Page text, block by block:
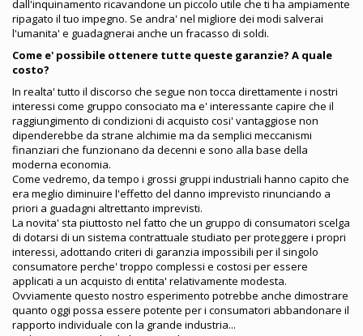
dall'inquinamento ricavandone un piccolo utile che ti ha ampiamente
ripagato il tuo impegno. Se andra' nel migliore dei modi salverai
l'umanita' e guadagnerai anche un fracasso di soldi.
Come e' possibile ottenere tutte queste garanzie? A quale
costo?
In realta' tutto il discorso che segue non tocca direttamente i nostri
interessi come gruppo consociato ma e' interessante capire che il
raggiungimento di condizioni di acquisto cosi' vantaggiose non
dipenderebbe da strane alchimie ma da semplici meccanismi
finanziari che funzionano da decenni e sono alla base della
moderna economia.
Come vedremo, da tempo i grossi gruppi industriali hanno capito che
era meglio diminuire l'effetto del danno imprevisto rinunciando a
priori a guadagni altrettanto imprevisti.
La novita' sta piuttosto nel fatto che un gruppo di consumatori scelga
di dotarsi di un sistema contrattuale studiato per proteggere i propri
interessi, adottando criteri di garanzia impossibili per il singolo
consumatore perche' troppo complessi e costosi per essere
applicati a un acquisto di entita' relativamente modesta.
Ovviamente questo nostro esperimento potrebbe anche dimostrare
quanto oggi possa essere potente per i consumatori abbandonare il
rapporto individuale con la grande industria...